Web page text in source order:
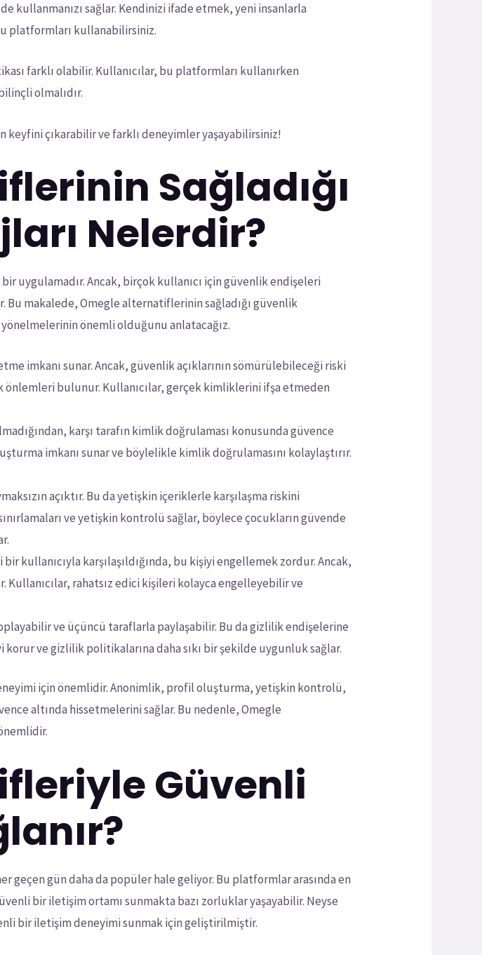
kullanmanızı sağlar. Kendinizi ifade etmek, yeni insanlarla
platformları kullanabilirsiniz.
farklı olabilir. Kullanıcılar, bu platformları kullanırken
olmalıdır.
çıkarabilir ve farklı deneyimler yaşayabilirsiniz!
Sağladığı
Nelerdir?
uygulamadır. Ancak, birçok kullanıcı için güvenlik endişeleri
makalede, Omegle alternatiflerinin sağladığı güvenlik
önemli olduğunu anlatacağız.
imkanı sunar. Ancak, güvenlik açıklarının sömürülebileceği riski
bulunur. Kullanıcılar, gerçek kimliklerini ifşa etmeden
karşı tarafın kimlik doğrulaması konusunda güvence
imkanı sunar ve böylelikle kimlik doğrulamasını kolaylaştırır.
açıktır. Bu da yetişkin içeriklerle karşılaşma riskini
ve yetişkin kontrolü sağlar, böylece çocukların güvende
kullanıcıyla karşılaşıldığında, bu kişiyi engellemek zordur. Ancak,
rahatsız edici kişileri kolayca engelleyebilir ve
ve üçüncü taraflarla paylaşabilir. Bu da gizlilik endişelerine
ve gizlilik politikalarına daha sıkı bir şekilde uygunluk sağlar.
için önemlidir. Anonimlik, profil oluşturma, yetişkin kontrolü,
altında hissetmelerini sağlar. Bu nedenle, Omegle
Güvenli
gün daha da popüler hale geliyor. Bu platformlar arasında en
bir iletişim ortamı sunmakta bazı zorluklar yaşayabilir. Neyse
bir iletişim deneyimi sunmak için geliştirilmiştir.